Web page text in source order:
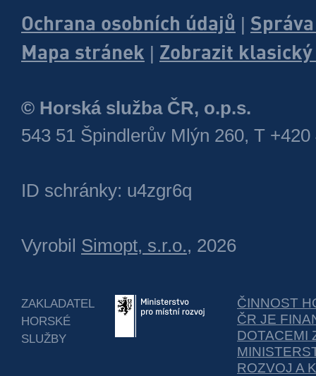
Ochrana osobních údajů
Mapa stránek
Zobrazit
© Horská služba ČR, o.p.s.
543 51 Špindlerův Mlýn 260, T +420
ID schránky: u4zgr6q
Vyrobil Simopt, s.r.o., 2026
ZAKLADATEL
HORSKÉ
SLUŽBY
ČINNOST
ČR JE
DOTACEMI
ROZVOJ A